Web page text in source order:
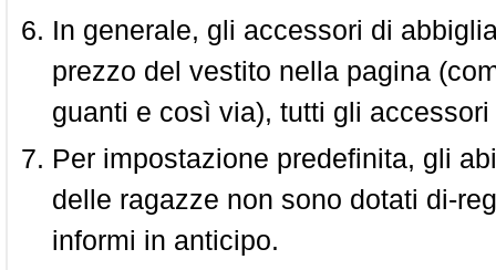
In generale, gli accessori di
prezzo del vestito nella pagina
guanti e così via), tutti gli
Per impostazione predefinita, gli
delle ragazze non sono dotati di-
informi in anticipo.